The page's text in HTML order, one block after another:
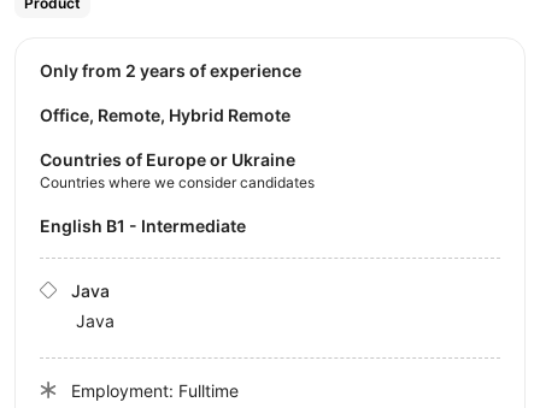
Only from 2 years of experience
Office, Remote, Hybrid Remote
Countries of Europe or Ukraine
Countries where we consider candidates
English B1 - Intermediate
Java
Java
Employment: Fulltime